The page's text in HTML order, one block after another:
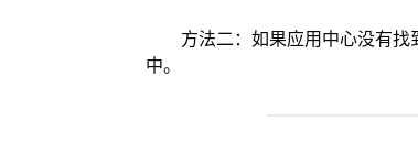
方法二：如果应用中心没有
中。